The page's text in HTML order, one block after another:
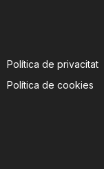
Política de privacitat
Política de cookies